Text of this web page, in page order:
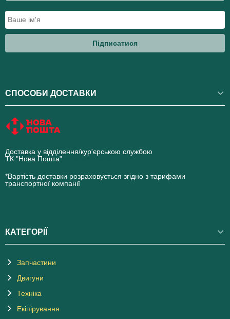
Підписатися
СПОСОБИ ДОСТАВКИ
Доставка у відділення/кур'єрською службою
ТК "Нова Пошта"
*Вартість доставки розраховується згідно з тарифами
транспортної компанії
КАТЕГОРІЇ
Запчастини
Двигуни
Техніка
Екіпірування